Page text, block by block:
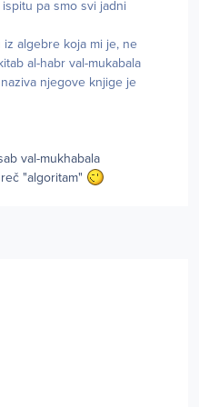
pa smo svi jadni
algebre koja mi je, ne
al-habr val-mukabala
njegove knjige je
val-mukhabala
"algoritam"